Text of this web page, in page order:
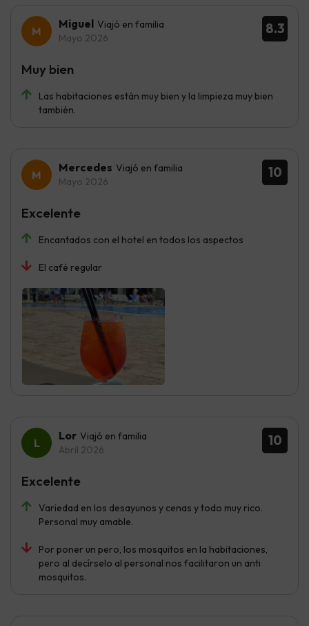
8.3
Miguel Viajó en familia
Mayo 2026
Las habitaciones están muy bien y la limpieza muy bien
también.
Muy bien
10
Mercedes Viajó en familia
Mayo 2026
Encantados con el hotel en todos los aspectos
El café regular
Excelente
10
Lor Viajó en familia
Abril 2026
Variedad en los desayunos y cenas y todo muy rico.
Personal muy amable.
Por poner un pero, los mosquitos en la habitaciones,
pero al decírselo al personal nos facilitaron un anti
mosquitos.
Excelente